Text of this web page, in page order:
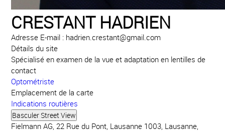
CRESTANT HADRIEN
Adresse E-mail : hadrien.crestant@gmail.com
Détails du site
Spécialisé en examen de la vue et adaptation en lentilles de
contact
Optométriste
Emplacement de la carte
Indications routières
Fielmann AG, 22 Rue du Pont, Lausanne 1003, Lausanne,